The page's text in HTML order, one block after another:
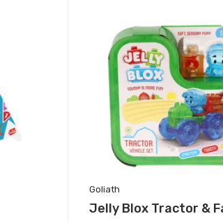
Goliath
Jelly Blox Tractor &